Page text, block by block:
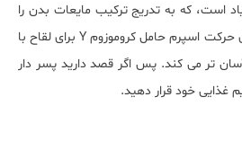
است، که به تدریج ترکیب مایعات بدن را
تغییر می دهد و محیط را برای حرکت اسپرم حامل کروموزوم Y برای لقاح با
تر می کند. پس اگر قصد دارید پسر دار
غذایی خود قرار دهید.